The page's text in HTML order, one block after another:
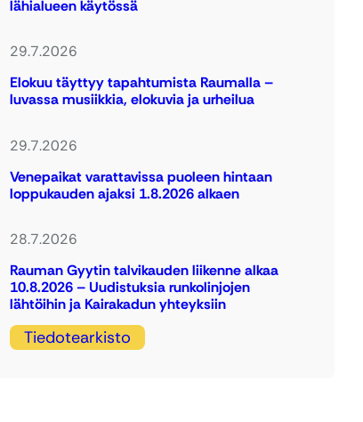
lähialueen käytössä
29.7.2026
Elokuu täyttyy tapahtumista Raumalla –
luvassa musiikkia, elokuvia ja urheilua
29.7.2026
Venepaikat varattavissa puoleen hintaan
loppukauden ajaksi 1.8.2026 alkaen
28.7.2026
Rauman Gyytin talvikauden liikenne alkaa
10.8.2026 – Uudistuksia runkolinjojen
lähtöihin ja Kairakadun yhteyksiin
Tiedotearkisto